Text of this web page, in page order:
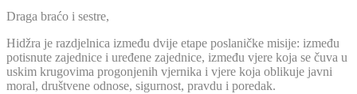
Draga braćo i sestre,
Hidžra je razdjelnica između dvije etape poslaničke misije: između
potisnute zajednice i uređene zajednice, između vjere koja se čuva u
uskim krugovima progonjenih vjernika i vjere koja oblikuje javni
moral, društvene odnose, sigurnost, pravdu i poredak.